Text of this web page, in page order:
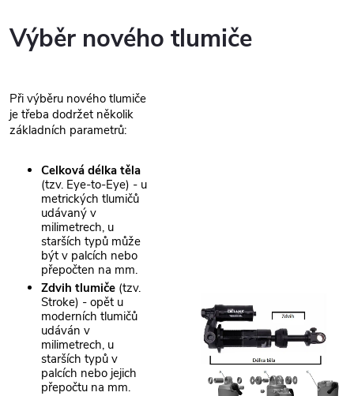
Výběr nového tlumiče
Při výběru nového tlumiče
je třeba dodržet několik
základních parametrů:
Celková délka těla
(tzv. Eye-to-Eye) - u
metrických tlumičů
udávaný v
milimetrech, u
starších typů může
být v palcích nebo
přepočten na mm.
Zdvih tlumiče (tzv.
Stroke) - opět u
moderních tlumičů
udáván v
milimetrech, u
starších typů v
palcích nebo jejich
přepočtu na mm.